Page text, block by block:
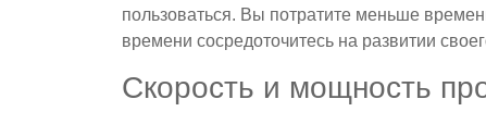
пользоваться. Вы потратите меньше
времени сосредоточитесь на развитии
Скорость и мощность